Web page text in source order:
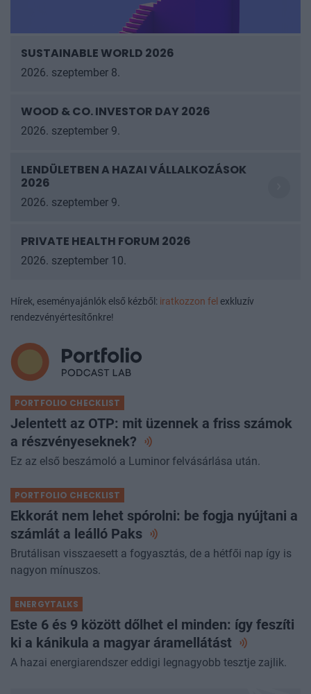
SUSTAINABLE WORLD 2026
2026. szeptember 8.
WOOD & CO. INVESTOR DAY 2026
2026. szeptember 9.
LENDÜLETBEN A HAZAI VÁLLALKOZÁSOK
2026
2026. szeptember 9.
PRIVATE HEALTH FORUM 2026
2026. szeptember 10.
Hírek, eseményajánlók első kézből: iratkozzon fel exkluzív
rendezvényértesítőnkre!
PORTFOLIO CHECKLIST
Jelentett az OTP: mit üzennek a friss számok
a részvényeseknek?
Ez az első beszámoló a Luminor felvásárlása után.
PORTFOLIO CHECKLIST
Ekkorát nem lehet spórolni: be fogja nyújtani a
számlát a leálló Paks
Brutálisan visszaesett a fogyasztás, de a hétfői nap így is
nagyon mínuszos.
ENERGYTALKS
Este 6 és 9 között dőlhet el minden: így feszíti
ki a kánikula a magyar áramellátást
A hazai energiarendszer eddigi legnagyobb tesztje zajlik.